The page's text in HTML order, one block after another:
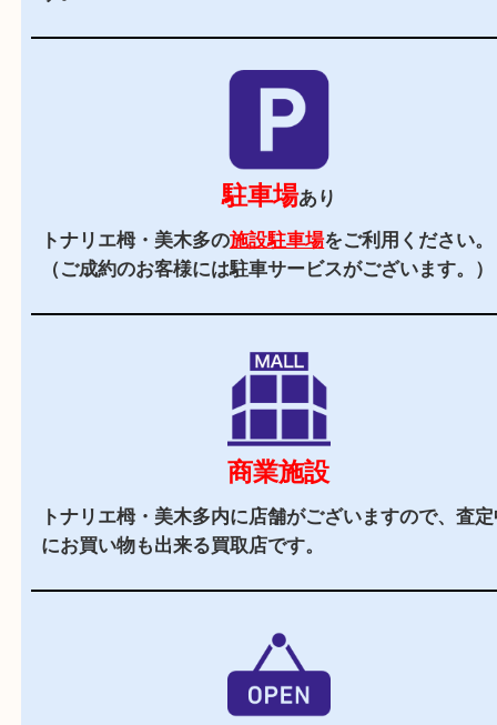
当店の特徴
全国2,000店舗以上
お客様でも安心してご来店いただけます。
駅チカ
トナリエ栂・美木多内にあるのでお買い物にも